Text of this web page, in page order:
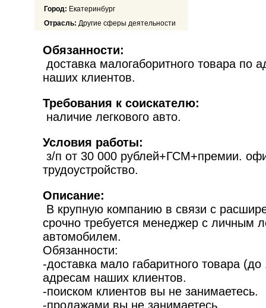
Город: Екатеринбург
Отрасль: Другие сферы деятельности
Обязанности:
доставка малогаборитного товара по
наших клиентов.
Требования к соискателю:
наличие легкового авто.
Условия работы:
з/п от 30 000 рублей+ГСМ+премии.
трудоустройство.
Описание:
В крупную компанию в связи с
срочно требуется менеджер с личным
автомобилем.
Обязанности:
-доставка мало габаритного товара (до
адресам наших клиентов.
-поиском клиентов вы не занимаетесь.
-продажами вы не занимаетесь.